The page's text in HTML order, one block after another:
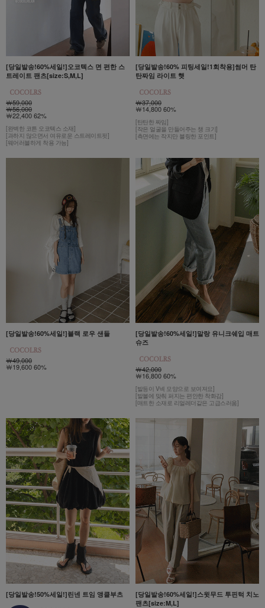
[당일발송!60%세일!]오코텍스 면 편한 스
트레이트 팬츠[size:S,M,L]
￦59,000
￦56,000
￦22,400 62%
[완벽한 코튼 오코텍스 소재]
[과하지 않으면서 여유로운 스트레이트핏]
[웨어러블하게 착용 가능]
[당일발송!60% 피팅세일!1회착용]썸머 탄
탄짜임 라이트 햇
￦37,000
￦14,800 60%
[탄탄한 짜임]
[작은 얼굴을 만들어주는 챙 크기]
[측면에는 작지만 블링한 포인트]
[당일발송!60%세일!]블랙 로우 샌들
￦49,000
￦19,600 60%
[당일발송!60%세일!]말랑 유니크쉐입 매트
슈즈
￦42,000
￦16,800 60%
[발등이 V넥 모양으로 보여져요]
[발볼에 맞춰 퍼지는 편안한 착화감]
[매트한 소재로 리얼레더같은 고급스러움]
[당일발송!50%세일!]린넨 트임 앵클부츠
[당일발송!60%세일!]스윗무드 투핀턱 치노
팬츠[size:M,L]